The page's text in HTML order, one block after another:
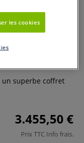
un superbe coffret
3.455,50 €
Prix TTC Info frais.
les cookies